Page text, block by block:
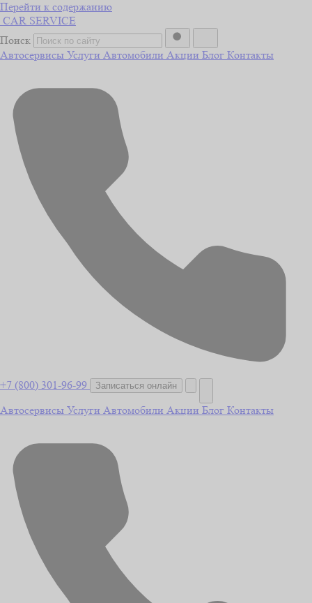
Перейти к содержанию
CAR SERVICE
Поиск
Автосервисы Услуги Автомобили Акции Блог Контакты
+7 (800) 301-96-99 Записаться онлайн
Автосервисы Услуги Автомобили Акции Блог Контакты